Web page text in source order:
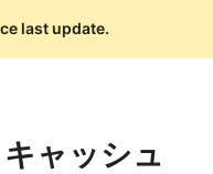
last update.
ャッシュ